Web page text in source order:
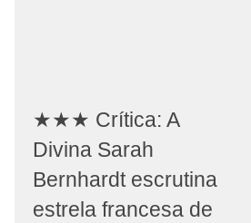
★★★ Crítica: A
Divina Sarah
Bernhardt escrutina
estrela francesa de